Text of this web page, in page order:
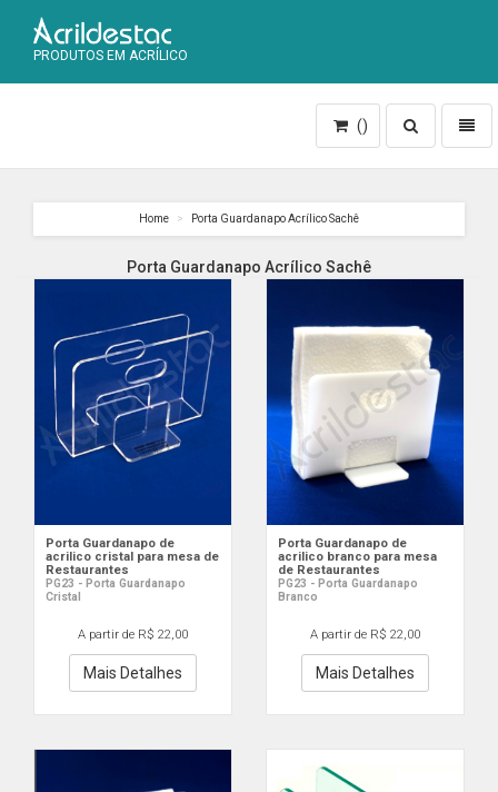
PRODUTOS EM ACRÍLICO
Toggle
search
()
Home Porta Guardanapo Acrílico Sachê
Porta Guardanapo Acrílico Sachê
Porta Guardanapo de
acrilico cristal para mesa de
Restaurantes
PG23 - Porta Guardanapo
Cristal
A partir de R$ 22,00
Mais Detalhes
Porta Guardanapo de
acrilico branco para mesa
de Restaurantes
PG23 - Porta Guardanapo
Branco
A partir de R$ 22,00
Mais Detalhes